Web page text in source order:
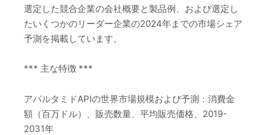
選定した競合企業の会社概要と製品例、および選定し
たいくつかのリーダー企業の2024年までの市場シェア
予測を掲載しています。
*** 主な特徴 ***
アパルタミドAPIの世界市場規模および予測：消費金
額（百万ドル）、販売数量、平均販売価格、2019-
2031年